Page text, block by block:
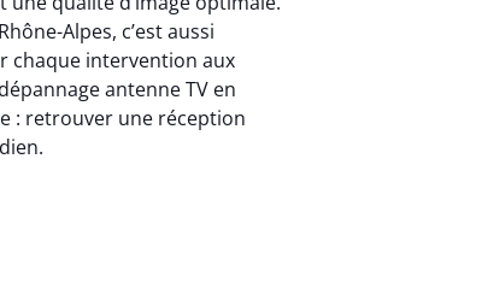
Alpes, c’est aussi
chaque intervention aux
antenne TV en
: retrouver une réception